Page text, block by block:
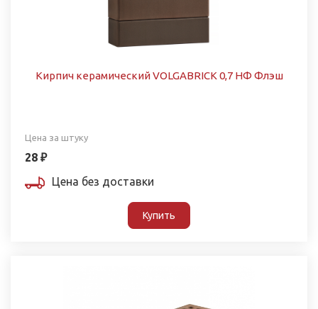
Кирпич керамический VOLGABRICK 0,7 НФ Флэш
Цена за штуку
28 ₽
Цена без доставки
Купить